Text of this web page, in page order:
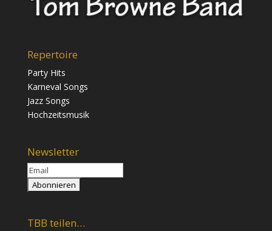
Repertoire
Party Hits
Karneval Songs
Jazz Songs
Hochzeitsmusik
Newsletter
TBB teilen…